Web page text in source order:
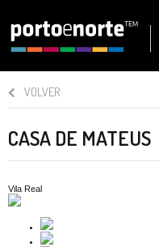
VOLVER
CASA DE MATEUS
Vila Real